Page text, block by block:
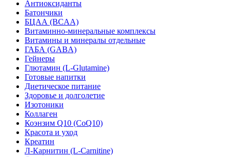
Антиоксиданты
Батончики
БЦАА (BCAA)
Витаминно-минеральные комплексы
Витамины и минералы отдельные
ГАБА (GABA)
Гейнеры
Глютамин (L-Glutamine)
Готовые напитки
Диетическое питание
Здоровье и долголетие
Изотоники
Коллаген
Коэнзим Q10 (CoQ10)
Красота и уход
Креатин
Л-Карнитин (L-Сarnitine)